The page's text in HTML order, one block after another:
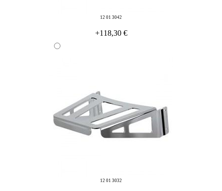
12 01 3042
+118,30 €
12 01 3032